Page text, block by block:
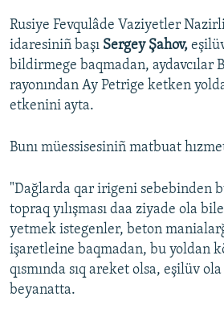
QOŞULIÑIZ!
RFE/RS bütün saytları
Rusiye Fevqulâde Vaziyetler
idaresiniñ başı Sergey Şahov,
bildirmege baqmadan, aydavcılar
rayonından Ay Petrige ketken
etkenini ayta.
Bunı müessisesiniñ matbuat
"Dağlarda qar irigeni sebebinden
topraq yılışması daa ziyade ola
yetmek istegenler, beton
işaretleine baqmadan, bu yoldan
qısmında sıq areket olsa, eşilüv
beyanatta.